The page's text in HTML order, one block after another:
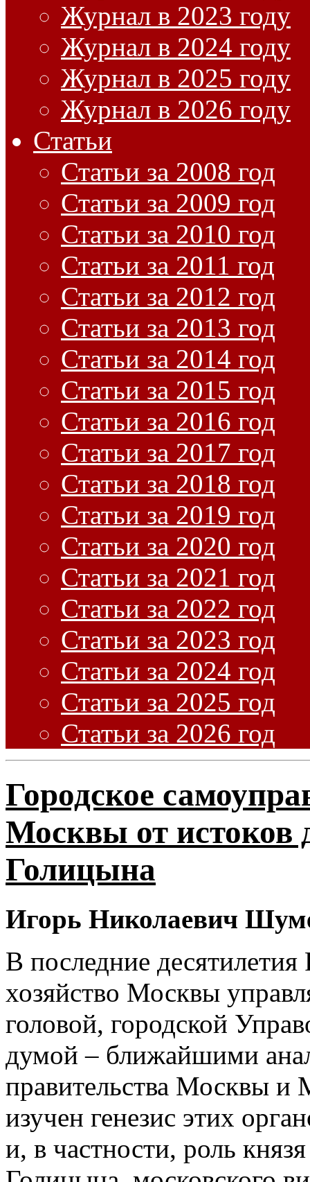
Журнал в 2023 году
Журнал в 2024 году
Журнал в 2025 году
Журнал в 2026 году
Статьи
Статьи за 2008 год
Статьи за 2009 год
Статьи за 2010 год
Статьи за 2011 год
Статьи за 2012 год
Статьи за 2013 год
Статьи за 2014 год
Статьи за 2015 год
Статьи за 2016 год
Статьи за 2017 год
Статьи за 2018 год
Статьи за 2019 год
Статьи за 2020 год
Статьи за 2021 год
Статьи за 2022 год
Статьи за 2023 год
Статьи за 2024 год
Статьи за 2025 год
Статьи за 2026 год
Городское
Москвы от
Голицына
Игорь Николаевич
В последние
хозяйство Москвы
головой, городской
думой – ближайшими
правительства Москвы и
изучен генезис этих
и, в частности, роль